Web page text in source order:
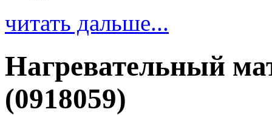
читать дальше...
Нагревательный
(0918059)